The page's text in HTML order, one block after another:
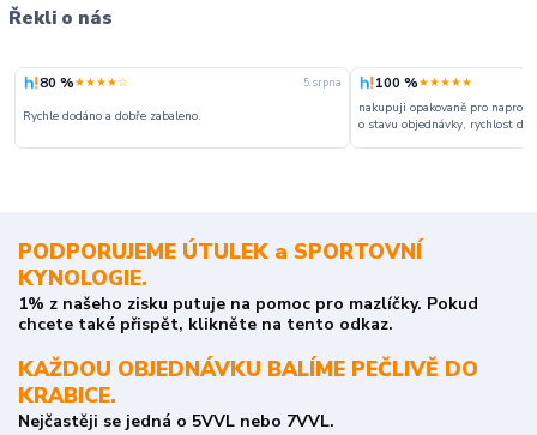
Řekli o nás
80 %★★★★☆ 5. srpna
Rychle dodáno a dobře zabaleno.
100 %★★★★★
nakupuji opakovaně pro
o stavu objednávky, rychlost
PODPORUJEME ÚTULEK a SPORTOVNÍ
KYNOLOGIE.
1% z našeho zisku putuje na pomoc pro mazlíčky. Pokud
chcete také přispět, klikněte na tento odkaz.
KAŽDOU OBJEDNÁVKU BALÍME PEČLIVĚ DO
KRABICE.
Nejčastěji se jedná o 5VVL nebo 7VVL.